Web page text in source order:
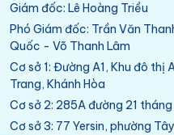
Giám đốc: Lê Hoàng Triều
Phó Giám đốc: Trần Văn
Quốc - Võ Thanh Lâm
Cơ sở 1: Đường A1, Khu đô thị
Trang, Khánh Hòa
Cơ sở 2: 285A đường 21
Cơ sở 3: 77 Yersin, phường